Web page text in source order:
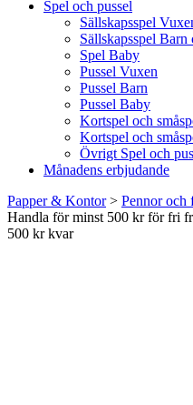
Spel och pussel
Sällskapsspel
Sällskapsspel
Spel Baby
Pussel Vuxen
Pussel Barn
Pussel Baby
Kortspel och
Kortspel och
Övrigt Spel och
Månadens erbjudande
Papper & Kontor> Pennor
Handla för minst 500 kr för fri
500 kr kvar